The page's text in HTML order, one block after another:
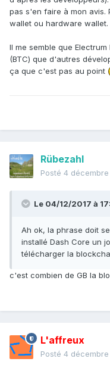
pas s'en faire à mon avis.
wallet ou hardware wallet.
Il me semble que
(BTC) que d'autres
ça que c'est pas au point
Rübezahl
Posté 4 décembre
Le 04/12/2017 à
Ah ok, la phrase doit
installé Dash Core un
télécharger la
c'est combien de GB la
L'affreux
Posté 4 décembre